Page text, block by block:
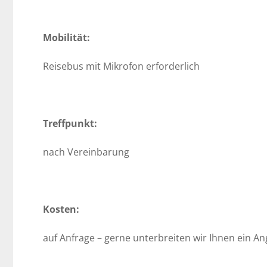
Mobilität:
Reisebus mit Mikrofon erforderlich
Treffpunkt:
nach Vereinbarung
Kosten:
auf Anfrage – gerne unterbreiten wir Ihnen ein